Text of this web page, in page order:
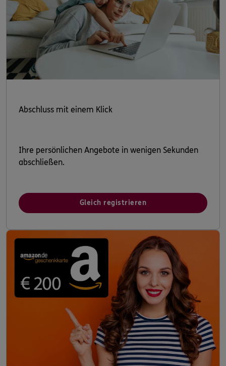
Abschluss mit einem Klick
Ihre persönlichen Angebote in wenigen Sekunden
abschließen.
Gleich registrieren